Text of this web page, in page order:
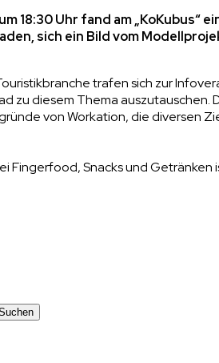
18:30 Uhr fand am
sich ein Bild vom
trafen sich zur
zu diesem Thema
von Workation, die diversen
Fingerfood, Snacks und